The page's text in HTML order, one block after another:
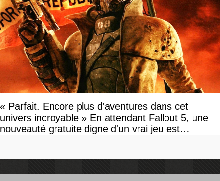
« Parfait. Encore plus d'aventures dans cet
univers incroyable » En attendant Fallout 5, une
nouveauté gratuite digne d'un vrai jeu est